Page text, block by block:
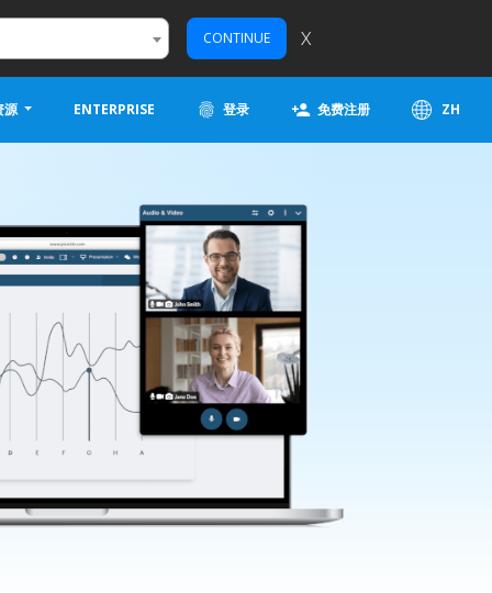
CONTINUE X
源 ENTERPRISE 登录 免费注册 ZH